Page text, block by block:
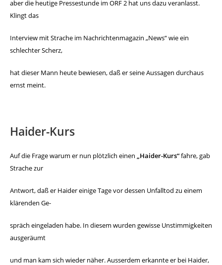
aber die heutige Pressestunde im ORF 2 hat uns dazu veranlasst.
Klingt das
Interview mit Strache im Nachrichtenmagazin „News“wie ein
schlechter Scherz,
hat dieser Mann heute bewiesen,daß er seine Aussagen durchaus
ernst meint.
Haider-Kurs
Auf die Frage warum er nun plötzlich einen „Haider-Kurs“fahre, gab
Strache zur
Antwort, daß er Haider einige Tagevor dessen Unfalltod zu einem
klärenden Ge-
spräch eingeladen habe. In diesem wurden gewisse Unstimmigkeiten
ausgeräumt
und man kam sich wieder näher. Ausserdem erkannte er bei Haider,